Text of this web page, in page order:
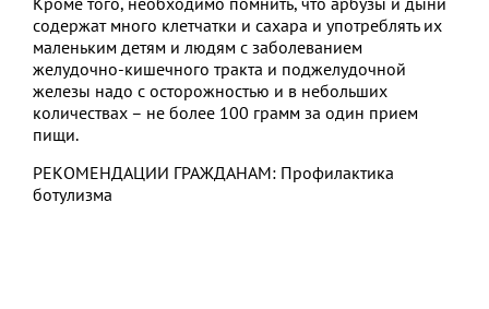
содержат много клетчатки и сахара и употреблять их
маленьким детям и людям с заболеванием
желудочно-кишечного тракта и поджелудочной
железы надо с осторожностью и в небольших
количествах – не более 100 грамм за один прием
пищи.
РЕКОМЕНДАЦИИ ГРАЖДАНАМ: Профилактика
ботулизма